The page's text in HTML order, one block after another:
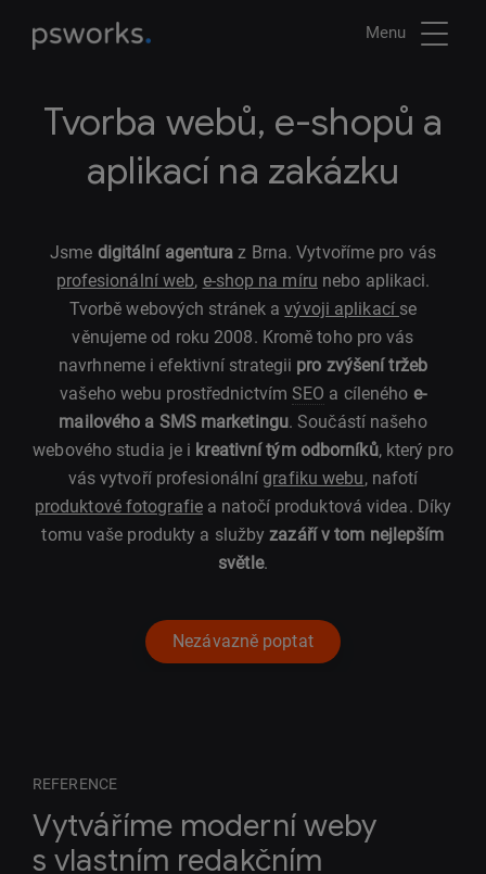
Menu
Tvorba webů, e-shopů a
aplikací na zakázku
Jsme digitální agentura z Brna. Vytvoříme pro vás
profesionální web, e-shop na míru nebo aplikaci.
Tvorbě webových stránek avývoji aplikací se
věnujeme od roku 2008. Kromě toho pro vás
navrhneme i efektivní strategii pro zvýšení tržeb
vašeho webu prostřednictvím SEO a cíleného e-
mailového a SMS marketingu. Součástí našeho
webového studia je i kreativní tým odborníků, který pro
vás vytvoří profesionálnígrafiku webu, nafotí
produktové fotografiea natočí produktová videa. Díky
tomu vaše produkty a službyzazáří v tom nejlepším
světle.
Nezávazně poptat
REFERENCE
Vytváříme moderní weby
s vlastním redakčním